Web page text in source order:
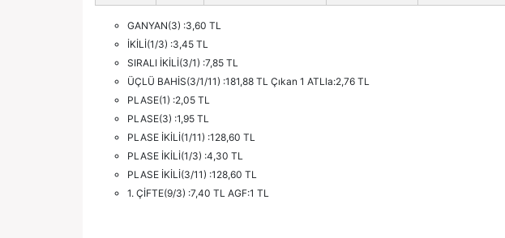
GANYAN(3) :3,60 TL
İKİLİ(1/3) :3,45 TL
SIRALI İKİLİ(3/1) :7,85 TL
ÜÇLÜ BAHİS(3/1/11) :181,88 TL Çıkan 1 ATLla:2,76 TL
PLASE(1) :2,05 TL
PLASE(3) :1,95 TL
PLASE İKİLİ(1/11) :128,60 TL
PLASE İKİLİ(1/3) :4,30 TL
PLASE İKİLİ(3/11) :128,60 TL
1. ÇİFTE(9/3) :7,40 TL AGF:1 TL